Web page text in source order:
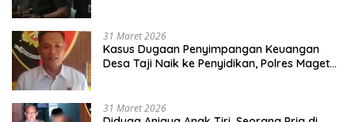
31 Maret 2026
Kasus Dugaan Penyimpangan Keuangan
Desa Taji Naik ke Penyidikan, Polres Magetan
31 Maret 2026